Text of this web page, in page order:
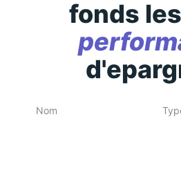
fonds
Nom